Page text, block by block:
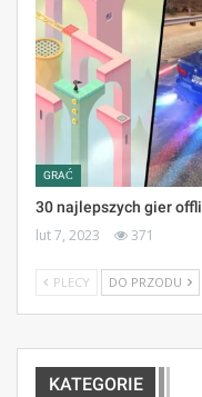
GRAĆ
30 najlepszych gier
lut 7, 2023 371
PLECY DO PRZODU
KATEGORIE